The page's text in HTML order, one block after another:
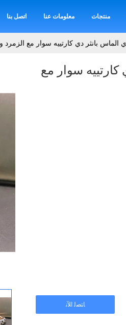
منتجات معلومات عنا اتصل بنا
الماس بانثر دي كارتييه سوار مع الزمرد
كارتييه سوار مع
ﺎﺘﺼﻟ ﺍﻶﻧ